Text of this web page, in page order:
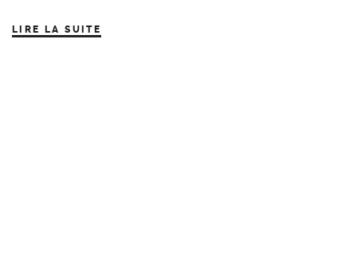
LIRE LA SUITE